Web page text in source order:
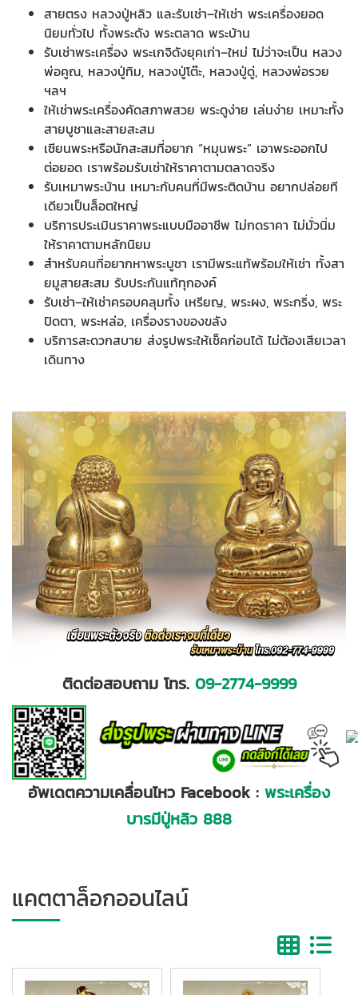
สายตรง หลวงปู่หลิว และรับเช่า–ให้เช่า พระเครื่องยอด
นิยมทั่วไป ทั้งพระดัง พระตลาด พระบ้าน
รับเช่าพระเครื่อง พระเกจิดังยุคเก่า–ใหม่ ไม่ว่าจะเป็น หลวง
พ่อคูณ, หลวงปู่ทิม, หลวงปู่โต๊ะ, หลวงปู่ดู่, หลวงพ่อรวย
ฯลฯ
ให้เช่าพระเครื่องคัดสภาพสวย พระดูง่าย เล่นง่าย เหมาะทั้ง
สายบูชาและสายสะสม
เซียนพระหรือนักสะสมที่อยาก “หมุนพระ” เอาพระออกไป
ต่อยอด เราพร้อมรับเช่าให้ราคาตามตลาดจริง
รับเหมาพระบ้าน เหมาะกับคนที่มีพระติดบ้าน อยากปล่อยที
เดียวเป็นล็อตใหญ่
บริการประเมินราคาพระแบบมืออาชีพ ไม่กดราคา ไม่มั่วนิ่ม
ให้ราคาตามหลักนิยม
สำหรับคนที่อยากหาพระบูชา เรามีพระแท้พร้อมให้เช่า ทั้งสา
ยมูสายสะสม รับประกันแท้ทุกองค์
รับเช่า–ให้เช่าครอบคลุมทั้ง เหรียญ, พระผง, พระกริ่ง, พระ
ปิดตา, พระหล่อ, เครื่องรางของขลัง
บริการสะดวกสบาย ส่งรูปพระให้เช็คก่อนได้ ไม่ต้องเสียเวลา
เดินทาง
ติดต่อสอบถาม โทร. 09-2774-9999
อัพเดตความเคลื่อนไหว Facebook : พระเครื่อง
บารมีปู่หลิว 888
แคตตาล็อกออนไลน์